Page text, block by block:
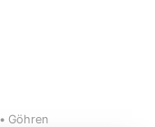
Göhren